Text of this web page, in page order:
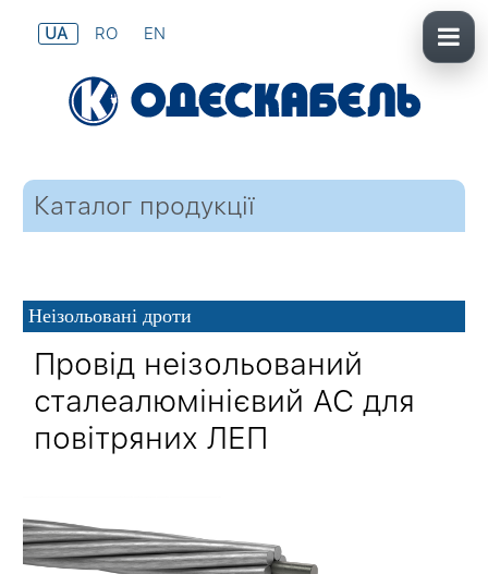
UA RO EN
Каталог продукції
Неізольовані дроти
Провід неізольований
сталеалюмінієвий АС для
повітряних ЛЕП